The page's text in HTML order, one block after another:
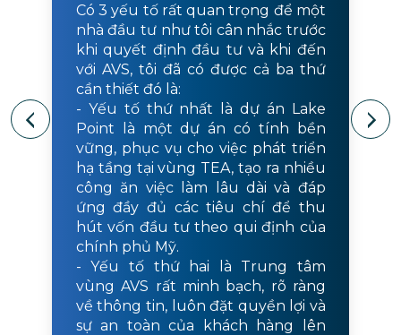
Có 3 yếu tố rất quan trọng để một
nhà đầu tư như tôi cân nhắc trước
khi quyết định đầu tư và khi đến
với AVS, tôi đã có được cả ba thứ
cần thiết đó là:
- Yếu tố thứ nhất là dự án Lake
Point là một dự án có tính bền
vững, phục vụ cho việc phát triển
hạ tầng tại vùng TEA, tạo ra nhiều
công ăn việc làm lâu dài và đáp
ứng đầy đủ các tiêu chí để thu
hút vốn đầu tư theo qui định của
chính phủ Mỹ.
- Yếu tố thứ hai là Trung tâm
vùng AVS rất minh bạch, rõ ràng
về thông tin, luôn đặt quyền lợi và
sự an toàn của khách hàng lên